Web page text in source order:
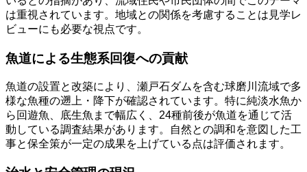
は重視されています。地域との関係を考慮することは見学レ
ビューにも必要な視点です。
魚道による生態系回復への貢献
魚道の設置と改築により、瀬戸石ダムを含む球磨川流域で多
様な魚種の遡上・降下が確認されています。特に純淡水魚か
ら回遊魚、底生魚まで幅広く、24種前後が魚道を通じて活
動している調査結果があります。自然との調和を意図した工
事と保全策が一定の成果を上げている点は評価されます。